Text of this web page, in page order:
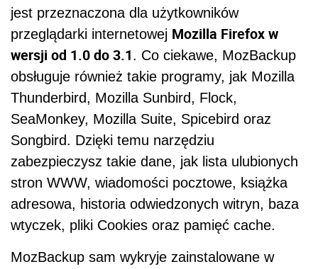
jest przeznaczona dla użytkowników
przeglądarki internetowej Mozilla Firefox w
wersji od 1.0 do 3.1. Co ciekawe, MozBackup
obsługuje również takie programy, jak Mozilla
Thunderbird, Mozilla Sunbird, Flock,
SeaMonkey, Mozilla Suite, Spicebird oraz
Songbird. Dzięki temu narzędziu
zabezpieczysz takie dane, jak lista ulubionych
stron WWW, wiadomości pocztowe, książka
adresowa, historia odwiedzonych witryn, baza
wtyczek, pliki Cookies oraz pamięć cache.
MozBackup sam wykryje zainstalowane w